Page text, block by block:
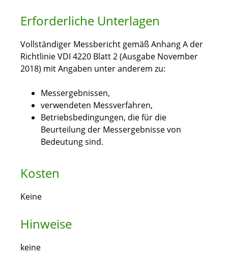
Erforderliche Unterlagen
Vollständiger Messbericht gemäß Anhang A der
Richtlinie VDI 4220 Blatt 2 (Ausgabe November
2018) mit Angaben unter anderem zu:
Messergebnissen,
verwendeten Messverfahren,
Betriebsbedingungen, die für die
Beurteilung der Messergebnisse von
Bedeutung sind.
Kosten
Keine
Hinweise
keine